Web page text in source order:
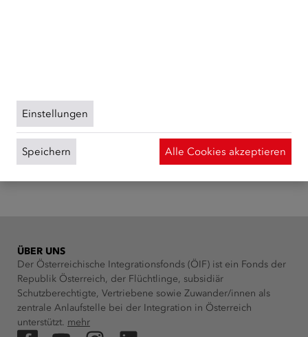
ÜBER UNS
Der Österreichische Integrationsfonds (ÖIF) ist ein Fonds der
Republik Österreich, der Flüchtlinge, subsidiär
Schutzberechtigte, Vertriebene sowie Zuwander/innen als
zentrale Anlaufstelle bei der Integration in Österreich
unterstützt. mehr
Einstellungen
Speichern Alle Cookies akzeptieren